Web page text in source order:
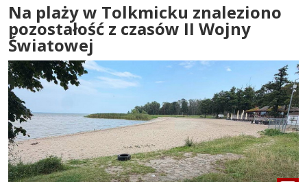
Na plaży w Tolkmicku znaleziono
pozostałość z czasów II Wojny
Światowej